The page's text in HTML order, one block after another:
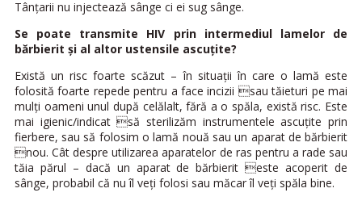
Tânţarii nu injectează sânge ci ei sug sânge.
Se poate transmite HIV prin intermediul lamelor de
bărbierit şi al altor ustensile ascuţite?
Există un risc foarte scăzut – în situaţii în care o lamă este
folosită foarte repede pentru a face incizii sau tăieturi pe mai
mulţi oameni unul după celălalt, fără a o spăla, există risc. Este
mai igienic/indicat să sterilizăm instrumentele ascuţite prin
fierbere, sau să folosim o lamă nouă sau un aparat de bărbierit
nou. Cât despre utilizarea aparatelor de ras pentru a rade sau
tăia părul – dacă un aparat de bărbierit este acoperit de
sânge, probabil că nu îl veţi folosi sau măcar îl veţi spăla bine.